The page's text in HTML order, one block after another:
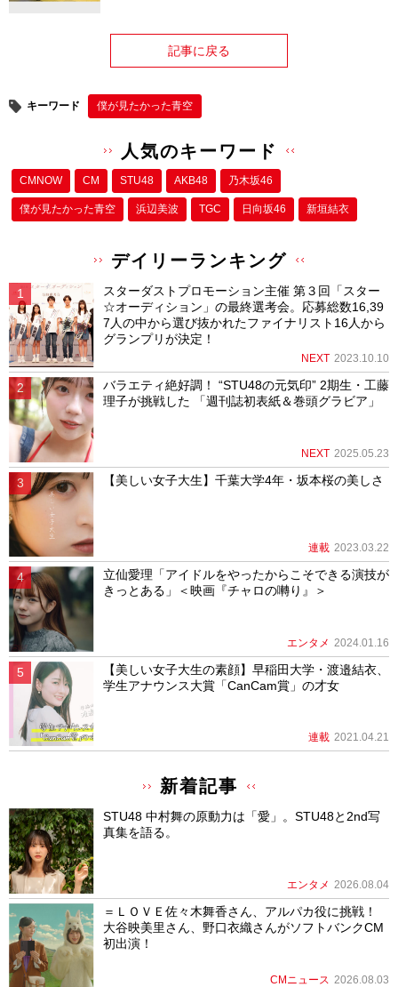
記事に戻る
キーワード 僕が⾒たかった⻘空
人気のキーワード
CMNOW CM STU48 AKB48 乃木坂46
僕が⾒たかった⻘空 浜辺美波 TGC 日向坂46 新垣結衣
デイリーランキング
スターダストプロモーション主催 第３回「スター
☆オーディション」の最終選考会。応募総数16,39
7人の中から選び抜かれたファイナリスト16人から
グランプリが決定！
NEXT 2023.10.10
バラエティ絶好調！ “STU48の元気印” 2期生・工藤
理子が挑戦した 「週刊誌初表紙＆巻頭グラビア」
NEXT 2025.05.23
【美しい女子大生】千葉大学4年・坂本桜の美しさ
連載 2023.03.22
立仙愛理「アイドルをやったからこそできる演技が
きっとある」＜映画『チャロの囀り』＞
エンタメ 2024.01.16
【美しい女子大生の素顔】早稲田大学・渡邉結衣、
学生アナウンス大賞「CanCam賞」の才女
連載 2021.04.21
新着記事
STU48 中村舞の原動力は「愛」。STU48と2nd写
真集を語る。
エンタメ 2026.08.04
＝ＬＯＶＥ佐々木舞香さん、アルパカ役に挑戦！
大谷映美里さん、野口衣織さんがソフトバンクCM
初出演！
CMニュース 2026.08.03